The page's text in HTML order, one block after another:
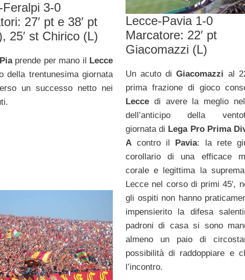
Feralpi 3-0
27′ pt e 38′ pt
25′ st Chirico (L)
prende per mano il
Lecce
della trentunesima giornata
un successo netto nei
Lecce-Pavia 1-0
Marcatore: 22′ pt
Giacomazzi (L)
Un acuto diGiacomazzi al
prima frazione di gioco
Leccedi avere la meglio
dell’anticipo della
giornata di Lega Pro Prima
Acontro il Pavia: la rete
corollario di una efficace
corale e legittima la
Lecce nel corso di primi 45′,
gli ospiti non hanno
impensierito la difesa
padroni di casa si sono
almeno un paio di
possibilità di raddoppiare e
l’incontro.